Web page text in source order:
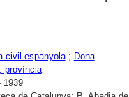
civil espanyola; Dona
província
1939